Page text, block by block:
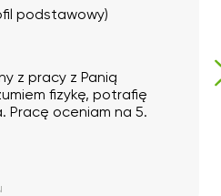
podstawowy)
z pracy z Panią
fizykę, potrafię
Pracę oceniam na 5.